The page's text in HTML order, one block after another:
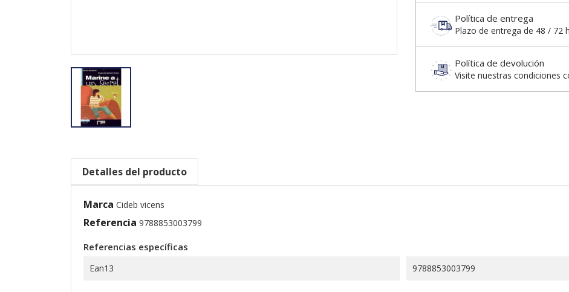
Política de entrega
Plazo de entrega de 48 / 72
Política de devolución
Visite nuestras condiciones
Detalles del producto
Marca Cideb vicens
Referencia 9788853003799
Referencias específicas
Ean13 9788853003799